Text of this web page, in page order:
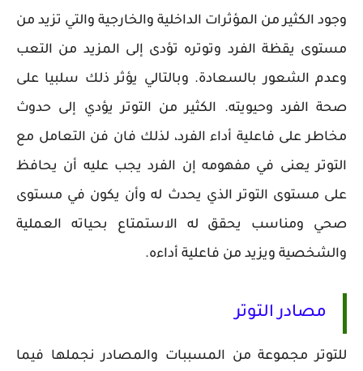
وجود الكثير من المؤثرات الداخلية والخارجية والتي تزيد من
مستوى يقظة الفرد وتوتره تؤدى إلى المزيد من التعب
وعدم الشعور بالسعادة. وبالتالي يؤثر ذلك سلبيا على
صحة الفرد وحيويته. الكثير من التوتر يؤدي إلى حدوث
مخاطر على فاعلية أداء الفرد، لذلك فان فن التعامل مع
التوتر يعنى في مفهومه إن الفرد يجب عليه أن يحافظ
على مستوى التوتر الذي يحدث له وأن يكون في مستوى
صحي ومناسب يحقق له الاستمتاع بحياته العملية
والشخصية ويزيد من فاعلية أداءه.
مصادر التوتر
للتوتر مجموعة من المسببات والمصادر نجملها فيما